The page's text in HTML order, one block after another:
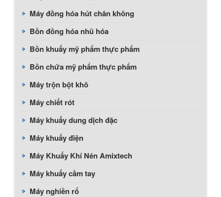
Máy đồng hóa hút chân không
Bồn đồng hóa nhũ hóa
Bồn khuấy mỹ phẩm thực phẩm
Bồn chứa mỹ phẩm thực phẩm
Máy trộn bột khô
Máy chiết rót
Máy khuấy dung dịch đặc
Máy khuấy điện
Máy Khuấy Khí Nén Amixtech
Máy khuấy cầm tay
Máy nghiền rổ